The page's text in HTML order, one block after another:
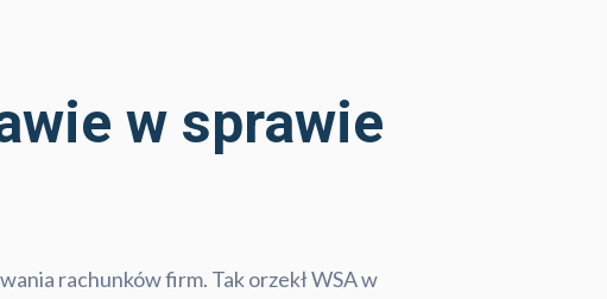
w sprawie
rachunków firm. Tak orzekł WSA w